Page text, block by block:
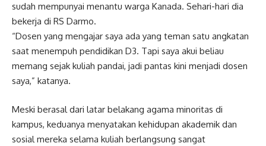
sudah mempunyai menantu warga Kanada. Sehari-hari dia
bekerja di RS Darmo.
“Dosen yang mengajar saya ada yang teman satu angkatan
saat menempuh pendidikan D3. Tapi saya akui beliau
memang sejak kuliah pandai, jadi pantas kini menjadi dosen
saya,” katanya.
Meski berasal dari latar belakang agama minoritas di
kampus, keduanya menyatakan kehidupan akademik dan
sosial mereka selama kuliah berlangsung sangat